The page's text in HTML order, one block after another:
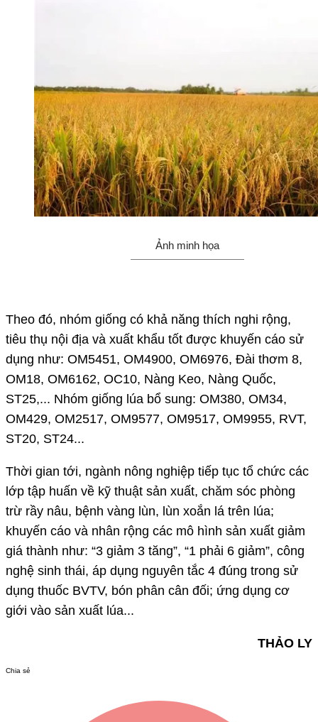
Ảnh minh họa
Theo đó, nhóm giống có khả năng thích nghi rộng,
tiêu thụ nội địa và xuất khẩu tốt được khuyến cáo sử
dụng như: OM5451, OM4900, OM6976, Đài thơm 8,
OM18, OM6162, OC10, Nàng Keo, Nàng Quốc,
ST25,... Nhóm giống lúa bổ sung: OM380, OM34,
OM429, OM2517, OM9577, OM9517, OM9955, RVT,
ST20, ST24...
Thời gian tới, ngành nông nghiệp tiếp tục tổ chức các
lớp tập huấn về kỹ thuật sản xuất, chăm sóc phòng
trừ rầy nâu, bệnh vàng lùn, lùn xoắn lá trên lúa;
khuyến cáo và nhân rộng các mô hình sản xuất giảm
giá thành như: “3 giảm 3 tăng”, “1 phải 6 giảm”, công
nghệ sinh thái, áp dụng nguyên tắc 4 đúng trong sử
dụng thuốc BVTV, bón phân cân đối; ứng dụng cơ
giới vào sản xuất lúa...
THẢO LY
Chia sẻ